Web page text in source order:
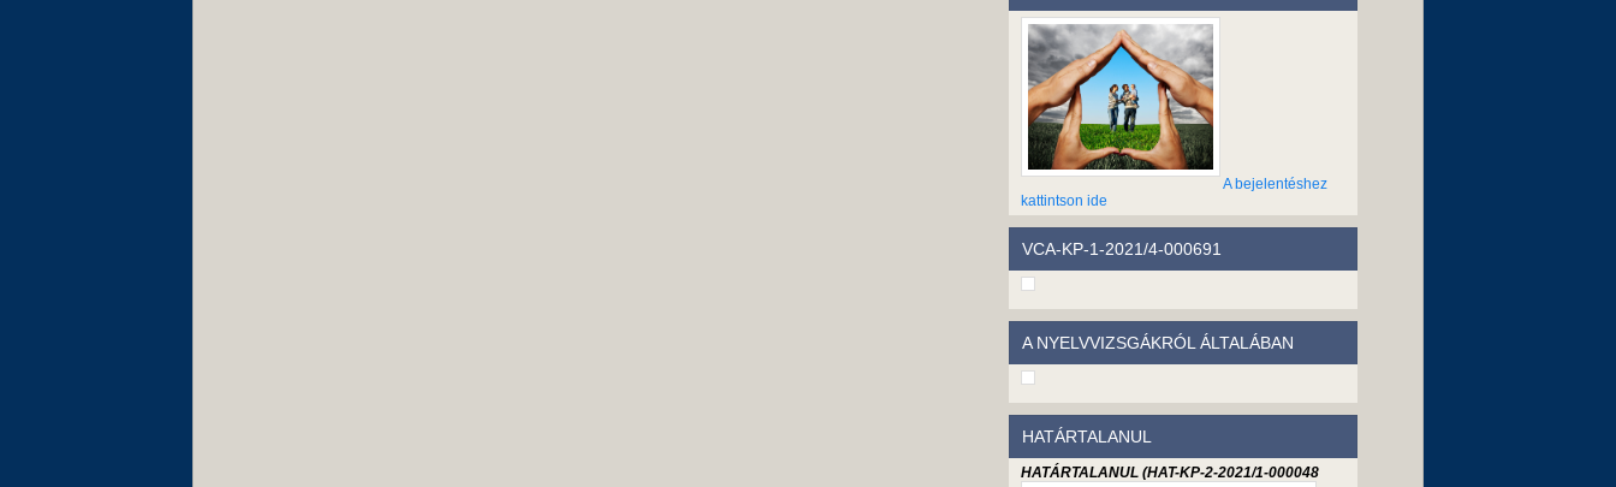
A bejelentéshez
kattintson ide
VCA-KP-1-2021/4-000691
A NYELVVIZSGÁKRÓL ÁLTALÁBAN
HATÁRTALANUL
HATÁRTALANUL (HAT-KP-2-2021/1-000048